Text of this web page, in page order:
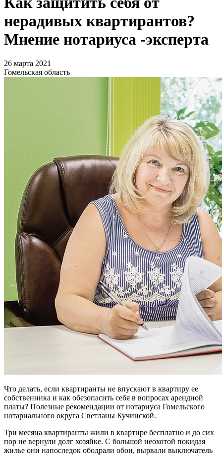
нерадивых квартирантов?
Мнение нотариуса -эксперта
26 марта 2021
Гомельская область
Что делать, если квартиранты не впускают в квартиру ее
собственника и как обезопасить себя в вопросах арендной
платы? Полезные рекомендации от нотариуса Гомельского
нотариального округа Светланы Кучинской.
Три месяца квартиранты жили в квартире бесплатно и до сих
пор не вернули долг хозяйке. С большой неохотой покидая
жилье они напоследок ободрали обои, вырвали выключатель